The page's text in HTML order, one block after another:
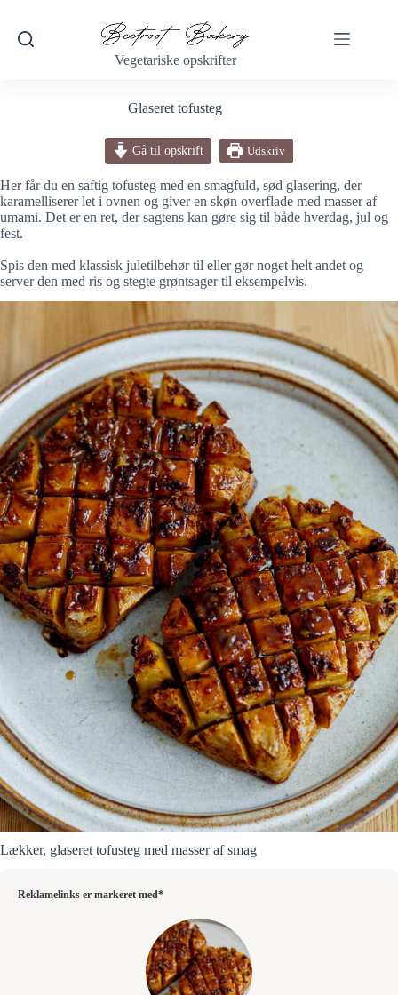
indhold
Vegetariske opskrifter
Glaseret tofusteg
Gå til opskrift Udskriv
Her får du en saftig tofusteg med en smagfuld, sød glasering, der
karamelliserer let i ovnen og giver en skøn overflade med masser af
umami. Det er en ret, der sagtens kan gøre sig til både hverdag, jul og
fest.
Spis den med klassisk juletilbehør til eller gør noget helt andet og
server den med ris og stegte grøntsager til eksempelvis.
Lækker, glaseret tofusteg med masser af smag
Reklamelinks er markeret med*